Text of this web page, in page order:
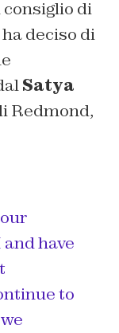
di
deciso di
Satya
Redmond,
have
to